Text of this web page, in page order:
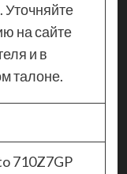
Уточняйте
на сайте
и в
талоне.
710Z7GP